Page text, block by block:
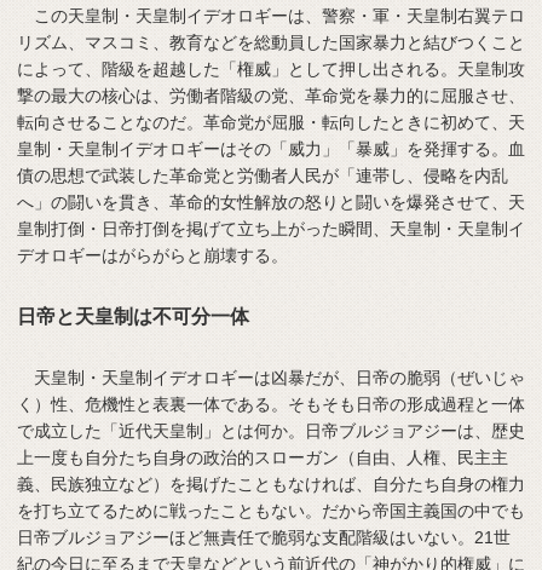
この天皇制・天皇制イデオロギーは、警察・軍・天皇制右翼テロ
リズム、マスコミ、教育などを総動員した国家暴力と結びつくこと
によって、階級を超越した「権威」として押し出される。天皇制攻
撃の最大の核心は、労働者階級の党、革命党を暴力的に屈服させ、
転向させることなのだ。革命党が屈服・転向したときに初めて、天
皇制・天皇制イデオロギーはその「威力」「暴威」を発揮する。血
債の思想で武装した革命党と労働者人民が「連帯し、侵略を内乱
へ」の闘いを貫き、革命的女性解放の怒りと闘いを爆発させて、天
皇制打倒・日帝打倒を掲げて立ち上がった瞬間、天皇制・天皇制イ
デオロギーはがらがらと崩壊する。
日帝と天皇制は不可分一体
天皇制・天皇制イデオロギーは凶暴だが、日帝の脆弱（ぜいじゃ
く）性、危機性と表裏一体である。そもそも日帝の形成過程と一体
で成立した「近代天皇制」とは何か。日帝ブルジョアジーは、歴史
上一度も自分たち自身の政治的スローガン（自由、人権、民主主
義、民族独立など）を掲げたこともなければ、自分たち自身の権力
を打ち立てるために戦ったこともない。だから帝国主義国の中でも
日帝ブルジョアジーほど無責任で脆弱な支配階級はいない。21世
紀の今日に至るまで天皇などという前近代の「神がかり的権威」に